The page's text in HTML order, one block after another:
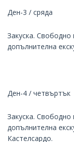
Ден-3 / сряда
Закуска.
допълнителна
Ден-4 / четвъртък
Закуска.
допълнителна
Кастелсардо.